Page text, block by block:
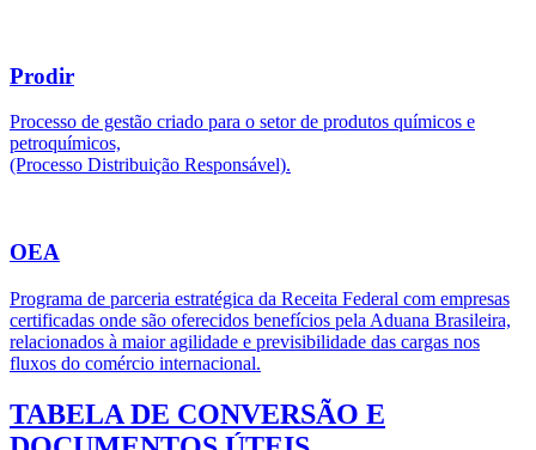
Prodir
Processo de gestão criado para o setor de produtos químicos e
petroquímicos,
(Processo Distribuição Responsável).
OEA
Programa de parceria estratégica da Receita Federal com empresas
certificadas onde são oferecidos benefícios pela Aduana Brasileira,
relacionados à maior agilidade e previsibilidade das cargas nos
fluxos do comércio internacional.
TABELA DE CONVERSÃO E